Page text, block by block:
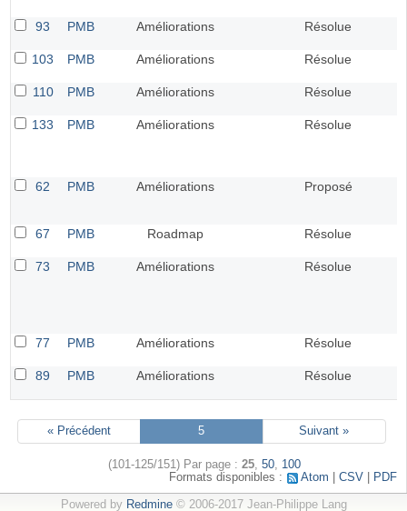
93 PMB Améliorations Résolue
103 PMB Améliorations Résolue
110 PMB Améliorations Résolue
133 PMB Améliorations Résolue
62 PMB Améliorations Proposé
67 PMB Roadmap Résolue
73 PMB Améliorations Résolue
77 PMB Améliorations Résolue
89 PMB Améliorations Résolue
« Précédent 5 Suivant »
(101-125/151) Par page : 25, 50, 100
Formats disponibles :
Atom CSV PDF
Powered by Redmine© 2006-2017 Jean-Philippe Lang